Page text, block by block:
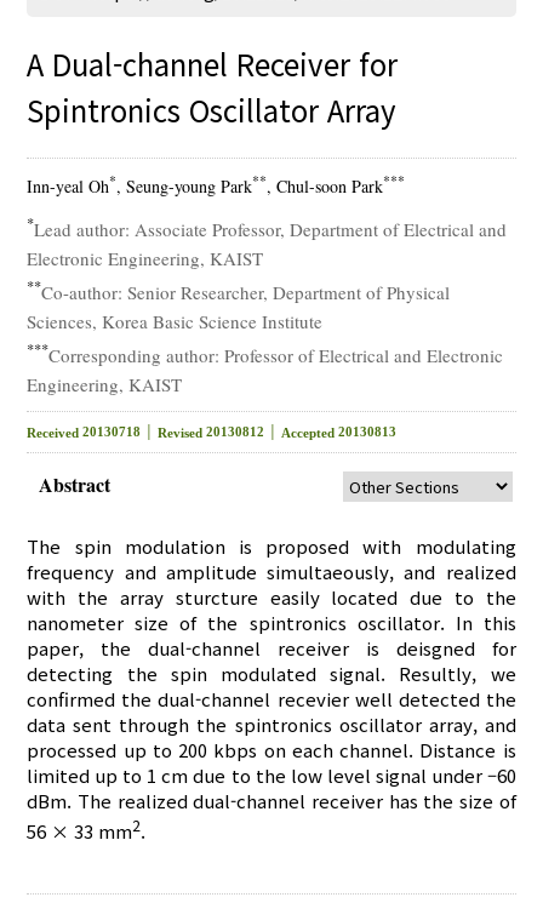
Adode Reader(link)
A Dual-channel Receiver for
Spintronics Oscillator Array
Inn-yeal Oh*, Seung-young Park**, Chul-soon Park***
*Lead author: Associate Professor, Department of Electrical and
Electronic Engineering, KAIST
**Co-author: Senior Researcher, Department of Physical
Sciences, Korea Basic Science Institute
***Corresponding author: Professor of Electrical and Electronic
Engineering, KAIST
Received 20130718 │Revised 20130812 │ Accepted 20130813
Abstract
The spin modulation is proposed with modulating
frequency and amplitude simultaeously, and realized
with the array sturcture easily located due to the
nanometer size of the spintronics oscillator. In this
paper, the dual-channel receiver is deisgned for
detecting the spin modulated signal. Resultly, we
confirmed the dual-channel recevier well detected the
data sent through the spintronics oscillator array, and
processed up to 200 kbps on each channel. Distance is
limited up to 1 cm due to the low level signal under –60
dBm. The realized dual-channel receiver has the size of
56 × 33 mm2.